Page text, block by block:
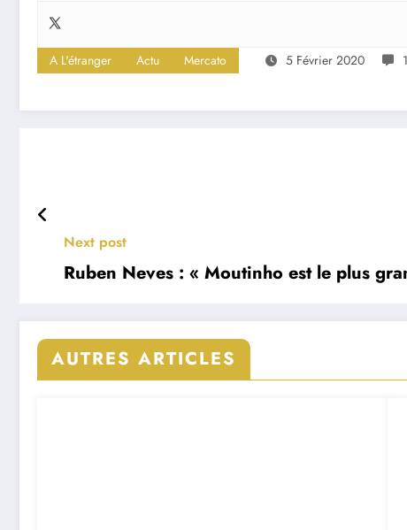
A L'étranger Actu Mercato 5 Février 2020
Next post
Ruben Neves : « Moutinho est le plus
AUTRES ARTICLES